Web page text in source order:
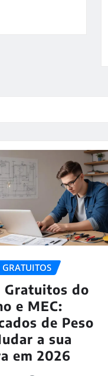
GRATUITOS
Gratuitos do
e MEC:
de Peso
a sua
em 2026